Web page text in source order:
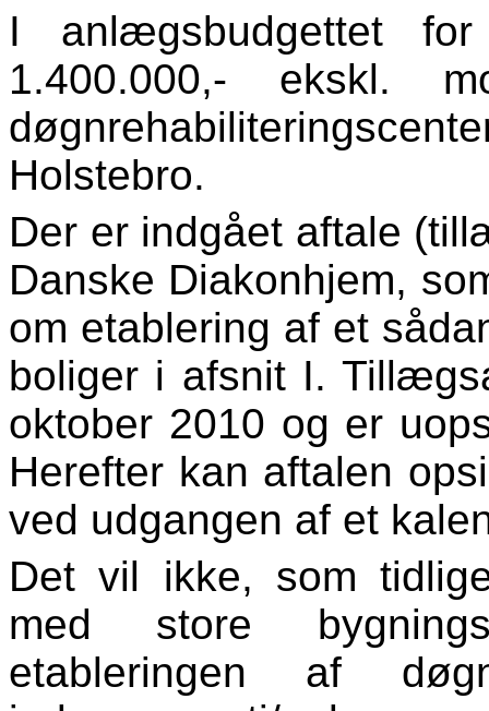
I anlægsbudgettet
1.400.000,- ekskl.
Holstebro.
Der er indgået aftale
Danske Diakonhjem,
om etablering af et
boliger i afsnit I.
oktober 2010 og er
Herefter kan aftalen
ved udgangen af et
Det vil ikke, som
med store
etableringen af